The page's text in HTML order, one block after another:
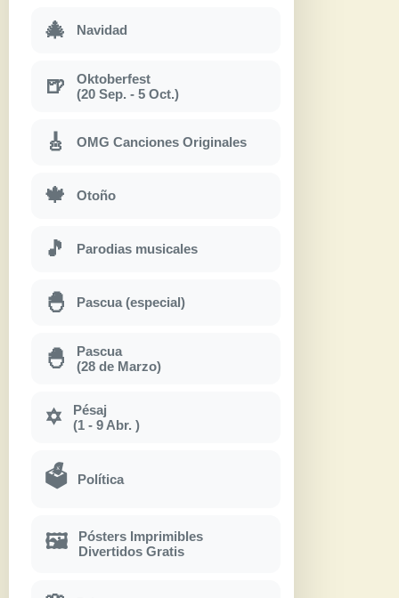
🎄 Navidad
🍺
Oktoberfest
(20 Sep. - 5 Oct.)
🎸 OMG Canciones Originales
🍁 Otoño
🎵 Parodias musicales
🐣 Pascua (especial)
🐣
Pascua
(28 de Marzo)
✡
Pésaj
(1 - 9 Abr. )
🗳 Política
🖼
Pósters Imprimibles
Divertidos Gratis